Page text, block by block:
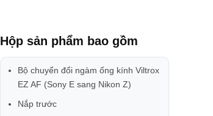
Hộp sản phẩm bao gồm
Bộ chuyển đổi ngàm ống kính Viltrox
EZ AF (Sony E sang Nikon Z)
Nắp trước